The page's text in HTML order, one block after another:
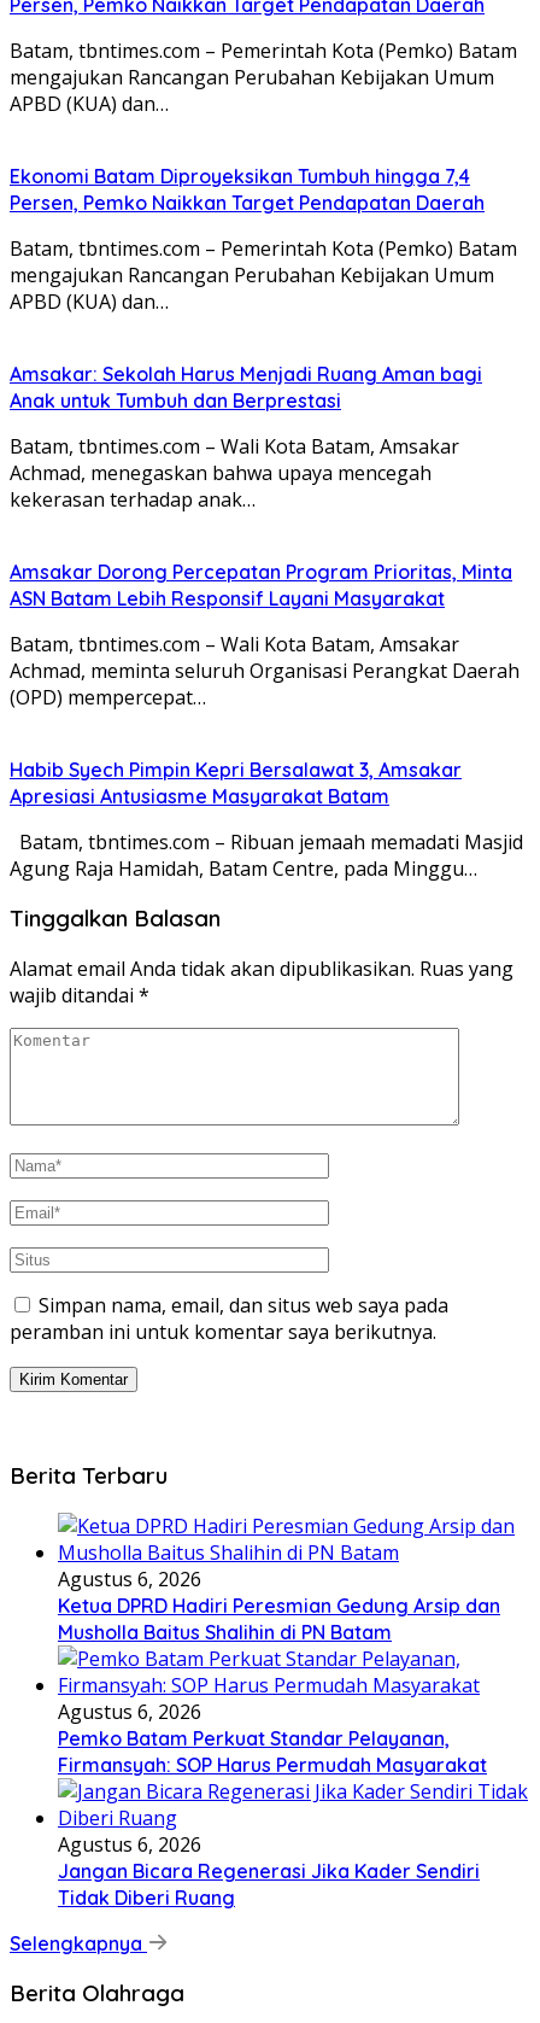
Batam, tbntimes.com – Pemerintah Kota (Pemko) Batam
mengajukan Rancangan Perubahan Kebijakan Umum
APBD (KUA) dan…
Ekonomi Batam Diproyeksikan Tumbuh hingga 7,4
Persen, Pemko Naikkan Target Pendapatan Daerah
Batam, tbntimes.com – Pemerintah Kota (Pemko) Batam
mengajukan Rancangan Perubahan Kebijakan Umum
APBD (KUA) dan…
Amsakar: Sekolah Harus Menjadi Ruang Aman bagi
Anak untuk Tumbuh dan Berprestasi
Batam, tbntimes.com – Wali Kota Batam, Amsakar
Achmad, menegaskan bahwa upaya mencegah
kekerasan terhadap anak…
Amsakar Dorong Percepatan Program Prioritas, Minta
ASN Batam Lebih Responsif Layani Masyarakat
Batam, tbntimes.com – Wali Kota Batam, Amsakar
Achmad, meminta seluruh Organisasi Perangkat Daerah
(OPD) mempercepat…
Habib Syech Pimpin Kepri Bersalawat 3, Amsakar
Apresiasi Antusiasme Masyarakat Batam
Batam, tbntimes.com – Ribuan jemaah memadati Masjid
Agung Raja Hamidah, Batam Centre, pada Minggu…
Tinggalkan Balasan
Alamat email Anda tidak akan dipublikasikan. Ruas yang
wajib ditandai *
Simpan nama, email, dan situs web saya pada
peramban ini untuk komentar saya berikutnya.
Berita Terbaru
Agustus 6, 2026
Ketua DPRD Hadiri Peresmian Gedung Arsip dan
Musholla Baitus Shalihin di PN Batam
Agustus 6, 2026
Pemko Batam Perkuat Standar Pelayanan,
Firmansyah: SOP Harus Permudah Masyarakat
Agustus 6, 2026
Jangan Bicara Regenerasi Jika Kader Sendiri
Tidak Diberi Ruang
Selengkapnya
Berita Olahraga